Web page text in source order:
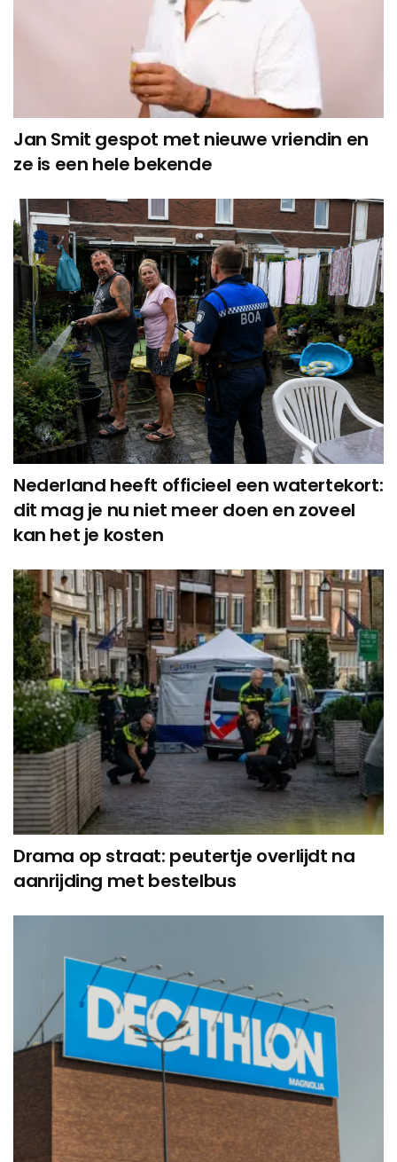
Jan Smit gespot met nieuwe vriendin en
ze is een hele bekende
Nederland heeft officieel een watertekort:
dit mag je nu niet meer doen en zoveel
kan het je kosten
Drama op straat: peutertje overlijdt na
aanrijding met bestelbus